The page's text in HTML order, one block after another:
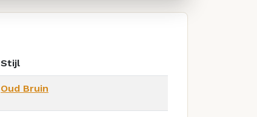
Stijl
Oud Bruin